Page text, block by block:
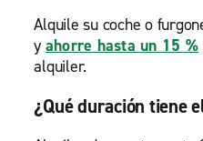
Alquile su coche o
y ahorre hasta un 15 %
alquiler.
¿Qué duración tiene